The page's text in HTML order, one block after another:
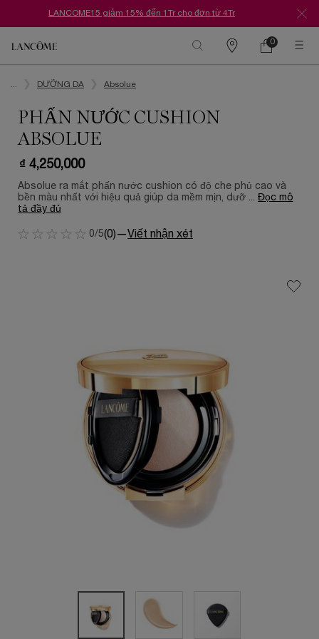
LANCOME15 giảm 15% đến 1Tr cho đơn từ 4Tr
Danh
Giỏ
0
0 Sản phẩm
DƯỠNG DA Absolue
PHẤN NƯỚC CUSHION
ABSOLUE
₫ 4,250,000
Absolue ra mắt phấn nước cushion có độ che phủ cao và
bền màu nhất với hiệu quả giúp da mềm mịn, dưỡ ... Đọc mô
tả đầy đủ
0/5(0) — Viết nhận xét